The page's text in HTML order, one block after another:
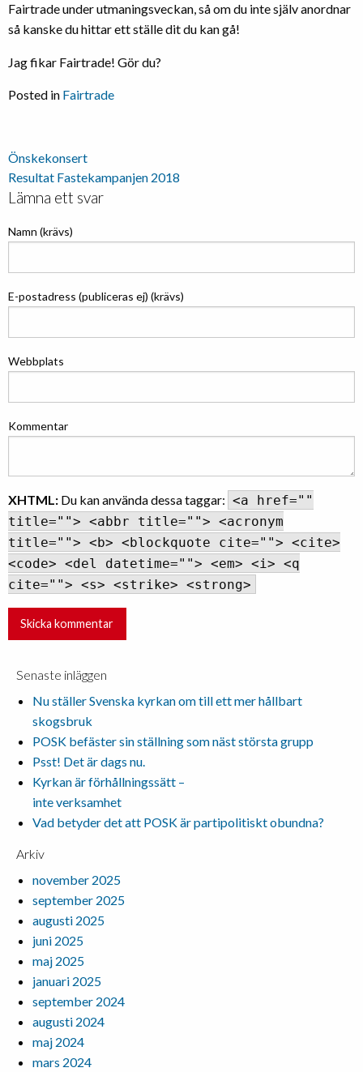
Fairtrade under utmaningsveckan, så om du inte själv anordnar
så kanske du hittar ett ställe dit du kan gå!
Jag fikar Fairtrade! Gör du?
Posted in Fairtrade
Inläggsnavigering
Önskekonsert
Resultat Fastekampanjen 2018
Lämna ett svar
Namn (krävs)
E-postadress (publiceras ej) (krävs)
Webbplats
Kommentar
XHTML: Du kan använda dessa taggar: <a href=""
title=""> <abbr title=""> <acronym
title=""> <b> <blockquote cite=""> <cite>
<code> <del datetime=""> <em> <i> <q
cite=""> <s> <strike> <strong>
Senaste inläggen
Nu ställer Svenska kyrkan om till ett mer hållbart
skogsbruk
POSK befäster sin ställning som näst största grupp
Psst! Det är dags nu.
Kyrkan är förhållningssätt –
inte verksamhet
Vad betyder det att POSK är partipolitiskt obundna?
Arkiv
november 2025
september 2025
augusti 2025
juni 2025
maj 2025
januari 2025
september 2024
augusti 2024
maj 2024
mars 2024